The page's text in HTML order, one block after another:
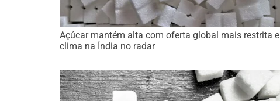
Açúcar mantém alta com oferta global mais restrita e
clima na Índia no radar